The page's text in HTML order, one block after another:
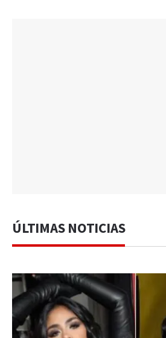
ÚLTIMAS NOTICIAS